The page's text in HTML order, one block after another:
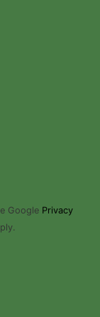
Google Privacy